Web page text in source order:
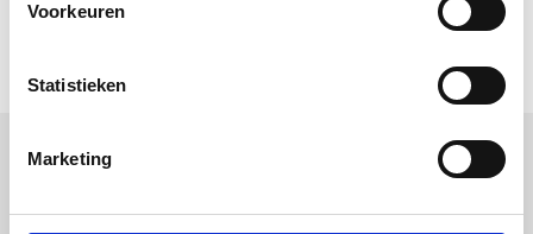
Voorkeuren
Statistieken
Marketing
Vergrotende spiegel
Met spiegellijst
Combinatie artikelen